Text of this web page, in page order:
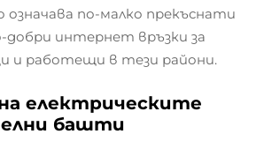
по-малко прекъснати
добри интернет връзки за
и работещи в тези райони.
електрическите
башти